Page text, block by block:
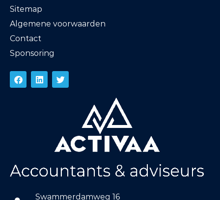
Sitemap
Algemene voorwaarden
Contact
Sponsoring
Swammerdamweg 16